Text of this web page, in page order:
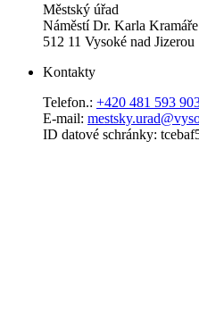
Městský úřad
Náměstí Dr. Karla
512 11 Vysoké nad Jizerou
Kontakty
Telefon.: +420 481 593
E-mail:
ID datové schránky: